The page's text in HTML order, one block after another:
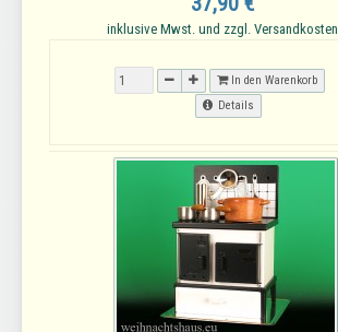
inklusive Mwst. und zzgl. Versandkosten
In den Warenkorb
Details